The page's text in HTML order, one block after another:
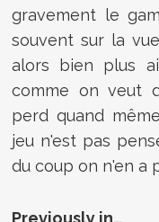
gravement le
souvent sur la
alors bien plus
comme on veut
perd quand
jeu n'est pas
du coup on n'en a
Previously in…